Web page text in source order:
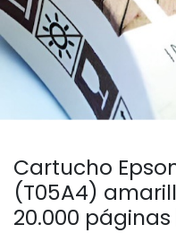
Cartucho
(T05A4)
20.000